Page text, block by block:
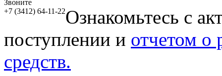
Звоните
+7 (3412) 64-11-22Ознакомьтесь с
поступлении и отчетом о
средств.